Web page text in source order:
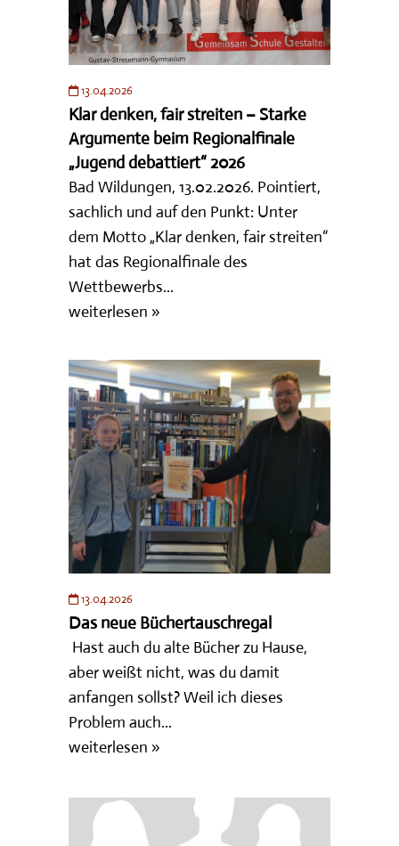
13.04.2026
Klar denken, fair streiten – Starke
Argumente beim Regionalfinale
„Jugend debattiert“ 2026
Bad Wildungen, 13.02.2026. Pointiert,
sachlich und auf den Punkt: Unter
dem Motto „Klar denken, fair streiten“
hat das Regionalfinale des
Wettbewerbs...
weiterlesen »
13.04.2026
Das neue Büchertauschregal
Hast auch du alte Bücher zu Hause,
aber weißt nicht, was du damit
anfangen sollst? Weil ich dieses
Problem auch...
weiterlesen »